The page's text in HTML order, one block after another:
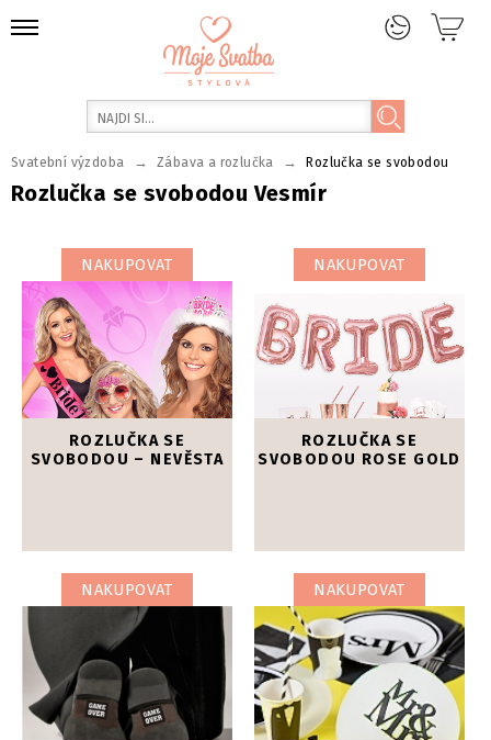
Rozlučka se svobodou Vesmír
Svatební výzdoba → Zábava a rozlučka → Rozlučka se svobodou
ROZLUČKA SE
SVOBODOU – NEVĚSTA
NAKUPOVAT
ROZLUČKA SE
SVOBODOU ROSE GOLD
NAKUPOVAT
NAKUPOVAT NAKUPOVAT